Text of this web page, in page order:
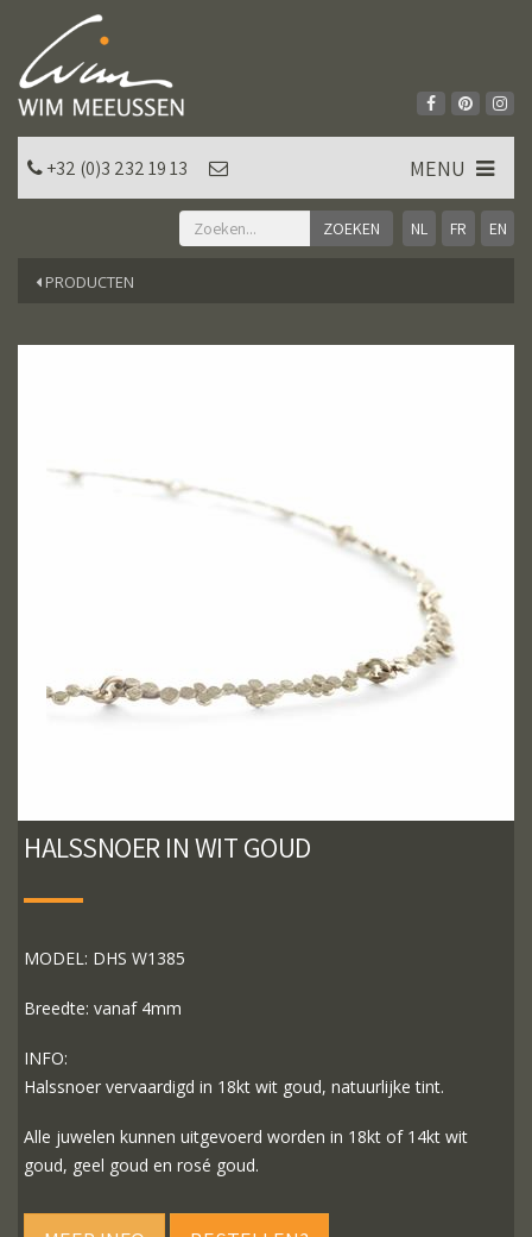
NL FR EN
+32 (0)3 232 19 13 MENU
PRODUCTEN
HALSSNOER IN WIT GOUD
MODEL: DHS W1385
Breedte: vanaf 4mm
INFO:
Halssnoer vervaardigd in 18kt wit goud, natuurlijke tint.
Alle juwelen kunnen uitgevoerd worden in 18kt of 14kt wit
goud, geel goud en rosé goud.